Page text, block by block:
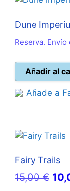
Dune
Reserva. Envío
Añadir al
Añade a
Fairy Trails
15,00€ El